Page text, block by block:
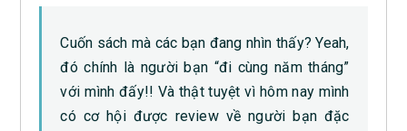
Cuốn sách mà các bạn đang nhìn thấy? Yeah,
đó chính là người bạn “đi cùng năm tháng”
với mình đấy!! Và thật tuyệt vì hôm nay mình
có cơ hội được review về người bạn đặc